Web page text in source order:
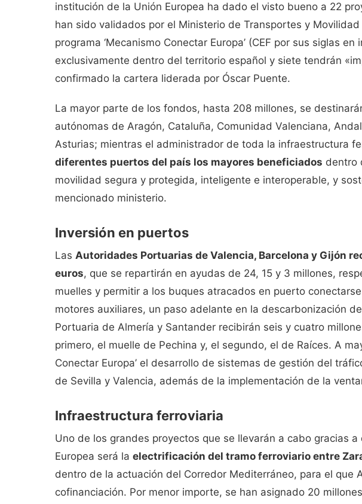
institución de la Unión Europea ha dado el visto bueno a 22
han sido validados por el Ministerio de Transportes y
programa ‘Mecanismo Conectar Europa’ (CEF por sus siglas
exclusivamente dentro del territorio español y siete tendrán
confirmado la cartera liderada por Óscar Puente.
La mayor parte de los fondos, hasta 208 millones, se
autónomas de Aragón, Cataluña, Comunidad Valenciana,
Asturias; mientras el administrador de toda la infraestructura
diferentes puertos del país los mayores beneficiados dentro
movilidad segura y protegida, inteligente e interoperable, y
mencionado ministerio.
Inversión en puertos
Las Autoridades Portuarias de Valencia, Barcelona y Gijón
euros, que se repartirán en ayudas de 24, 15 y 3 millones,
muelles y permitir a los buques atracados en puerto
motores auxiliares, un paso adelante en la descarbonización
Portuaria de Almería y Santander recibirán seis y cuatro
primero, el muelle de Pechina y, el segundo, el de Raíces. A
Conectar Europa’ el desarrollo de sistemas de gestión del
de Sevilla y Valencia, además de la implementación de la
Infraestructura ferroviaria
Uno de los grandes proyectos que se llevarán a cabo gracias
Europea será la electrificación del tramo ferroviario entre
dentro de la actuación del Corredor Mediterráneo, para el que
cofinanciación. Por menor importe, se han asignado 20